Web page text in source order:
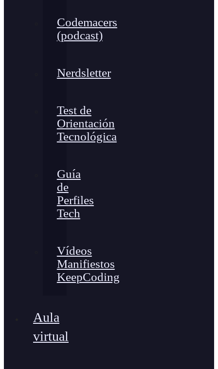
Codemacers
(podcast)
Nerdsletter
Test de
Orientación
Tecnológica
Guía
de
Perfiles
Tech
Vídeos
Manifiestos
KeepCoding
Aula
virtual